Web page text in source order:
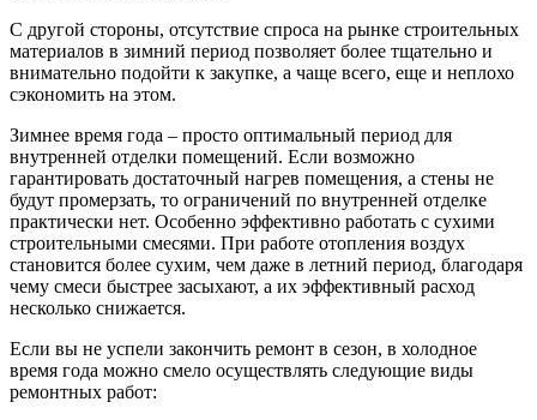
С другой стороны, отсутствие спроса на рынке строительных
материалов в зимний период позволяет более тщательно и
внимательно подойти к закупке, а чаще всего, еще и неплохо
сэкономить на этом.
Зимнее время года – просто оптимальный период для
внутренней отделки помещений. Если возможно
гарантировать достаточный нагрев помещения, а стены не
будут промерзать, то ограничений по внутренней отделке
практически нет. Особенно эффективно работать с сухими
строительными смесями. При работе отопления воздух
становится более сухим, чем даже в летний период, благодаря
чему смеси быстрее засыхают, а их эффективный расход
несколько снижается.
Если вы не успели закончить ремонт в сезон, в холодное
время года можно смело осуществлять следующие виды
ремонтных работ: